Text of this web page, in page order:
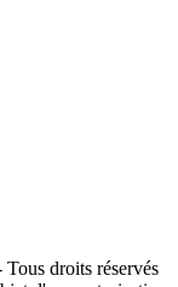
droits réservés